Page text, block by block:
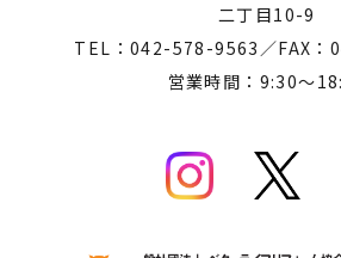
二丁目10-9
TEL：042-578-9563／FAX：
営業時間：9:30～